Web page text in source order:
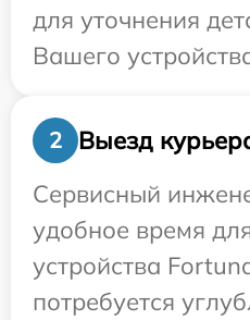
для уточнения
Вашего
2
Выезд
Сервисный
удобное время
устройства
потребуется